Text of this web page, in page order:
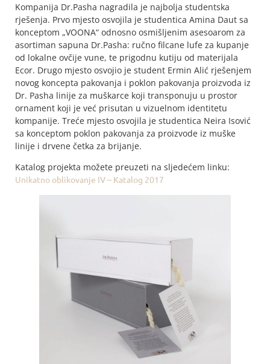
Kompanija Dr.Pasha nagradila je najbolja studentska
rješenja. Prvo mjesto osvojila je studentica Amina Daut sa
konceptom „VOONA“ odnosno osmišljenim asesoarom za
asortiman sapuna Dr.Pasha: ručno filcane lufe za kupanje
od lokalne ovčije vune, te prigodnu kutiju od materijala
Ecor. Drugo mjesto osvojio je student Ermin Alić rješenjem
novog koncepta pakovanja i poklon pakovanja proizvoda iz
Dr. Pasha linije za muškarce koji transponuju u prostor
ornament koji je već prisutan u vizuelnom identitetu
kompanije. Treće mjesto osvojila je studentica Neira Isović
sa konceptom poklon pakovanja za proizvode iz muške
linije i drvene četka za brijanje.
Katalog projekta možete preuzeti na sljedećem linku:
Unikatno oblikovanje IV – Katalog 2017